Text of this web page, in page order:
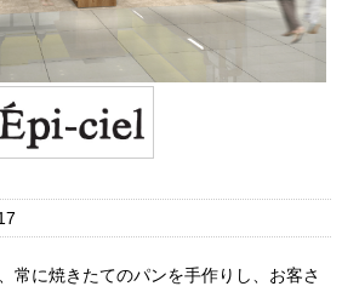
常に焼きたてのパンを手作りし、お客さ